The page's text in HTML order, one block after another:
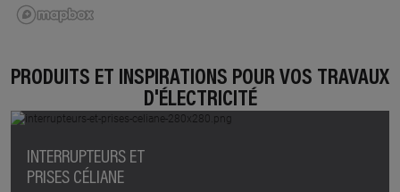
PRODUITS ET INSPIRATIONS POUR VOS TRAVAUX
D'ÉLECTRICITÉ
INTERRUPTEURS ET
PRISES CÉLIANE